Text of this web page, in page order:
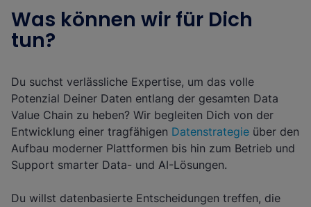
Was können wir für Dich
tun?
Du suchst verlässliche Expertise, um das volle
Potenzial Deiner Daten entlang der gesamten Data
Value Chain zu heben? Wir begleiten Dich von der
Entwicklung einer tragfähigen Datenstrategie über den
Aufbau moderner Plattformen bis hin zum Betrieb und
Support smarter Data- und AI-Lösungen.
Du willst datenbasierte Entscheidungen treffen, die